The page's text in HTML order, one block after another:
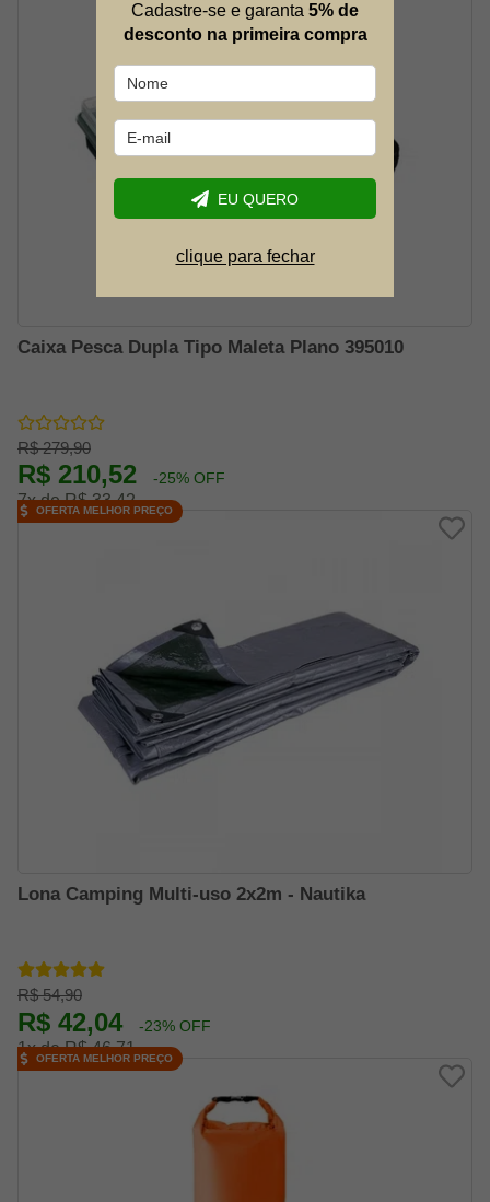
Caixa Pesca Dupla Tipo Maleta Plano 395010
R$ 279,90
R$ 210,52 -25% OFF
7x de R$ 33,42
Lona Camping Multi-uso 2x2m - Nautika
R$ 54,90
R$ 42,04 -23% OFF
1x de R$ 46,71
OFERTA MELHOR PREÇO
OFERTA MELHOR PREÇO
Cadastre-se e garanta 5% de
desconto na primeira compra
EU QUERO
clique para fechar